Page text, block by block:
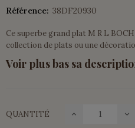
Référence: 38DF20930
Ce superbe grand plat M R L
collection de plats ou une
Voir plus bas sa
QUANTITÉ